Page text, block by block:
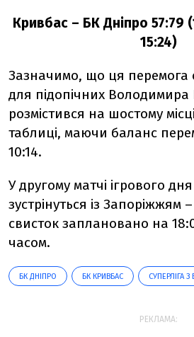
Кривбас – БК Дніпро 57:79
15:24)
Зазначимо, що ця перемога
для підопічних
розмістився на шостому
таблиці, маючи баланс
10:14.
У другому матчі ігрового
зустрінуться із Запоріжжям
свисток заплановано на
часом.
БК ДНІПРО БК КРИВБАС СУПЕРЛІГА
РЕКЛАМА: